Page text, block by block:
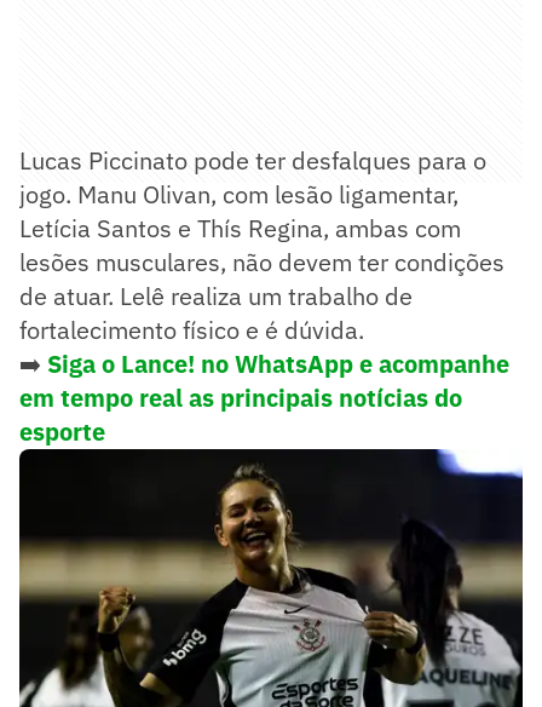
Lucas Piccinato pode ter desfalques para o
jogo. Manu Olivan, com lesão ligamentar,
Letícia Santos e Thís Regina, ambas com
lesões musculares, não devem ter condições
de atuar. Lelê realiza um trabalho de
fortalecimento físico e é dúvida.
➡️ Siga o Lance! no WhatsApp e acompanhe
em tempo real as principais notícias do
esporte